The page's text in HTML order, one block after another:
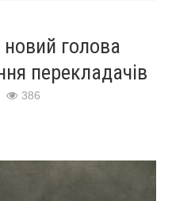
голова
перекладачів
386